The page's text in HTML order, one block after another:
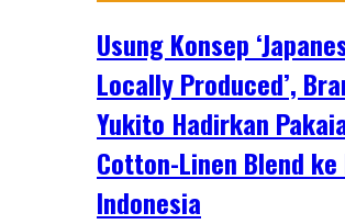
Usung Konsep
Locally Produced’,
Yukito Hadirkan
Cotton-Linen Blend ke
Indonesia